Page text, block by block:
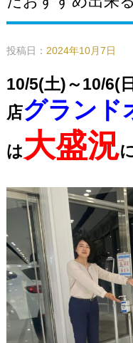
投稿日： 2024年10月7日
10/5(土)～10/6(
店グランド
は 大盛況